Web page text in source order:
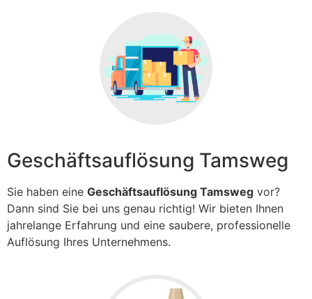
Geschäftsauflösung Tamsweg
Sie haben eine Geschäftsauflösung Tamsweg vor?
Dann sind Sie bei uns genau richtig! Wir bieten Ihnen
jahrelange Erfahrung und eine saubere, professionelle
Auflösung Ihres Unternehmens.